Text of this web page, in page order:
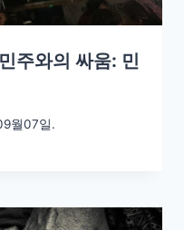
주와의 싸움: 민
월07일.